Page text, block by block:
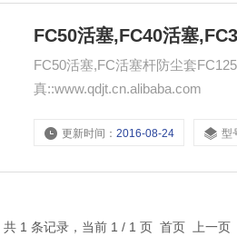
FC50活塞,FC活塞杆防尘套
真::www.qdjt.cn.alibaba.com
更新时间：2016-08-24 型
共 1 条记录，当前 1 / 1 页 首页 上一